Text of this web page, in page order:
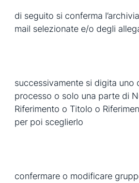
di seguito si conferma
mail selezionate e/o degli
successivamente si digita uno
processo o solo una parte di
Riferimento o Titolo o
per poi sceglierlo
confermare o modificare